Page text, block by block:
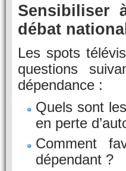
Sensibiliser
débat
Les spots
questions
dépendance :
Quels sont
en perte
Comment
dépendant ?